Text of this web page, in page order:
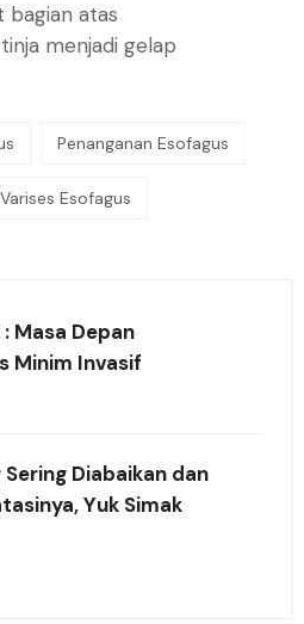
bagian atas
menjadi gelap
Penanganan Esofagus
Varises Esofagus
Masa Depan
Minim Invasif
Diabaikan dan
Yuk Simak